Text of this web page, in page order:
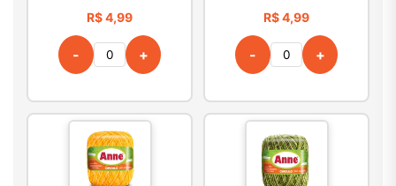
R$ 4,99
- +
R$ 4,99
- +